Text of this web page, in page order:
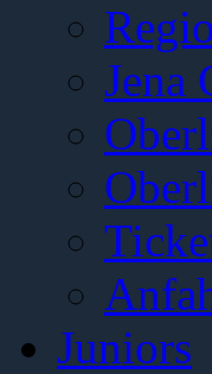
Jena
Juniors